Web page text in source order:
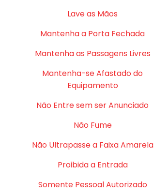
Lave as Mãos
Mantenha a Porta Fechada
Mantenha as Passagens Livres
Mantenha-se Afastado do
Equipamento
Não Entre sem ser Anunciado
Não Fume
Não Ultrapasse a Faixa Amarela
Proibida a Entrada
Somente Pessoal Autorizado